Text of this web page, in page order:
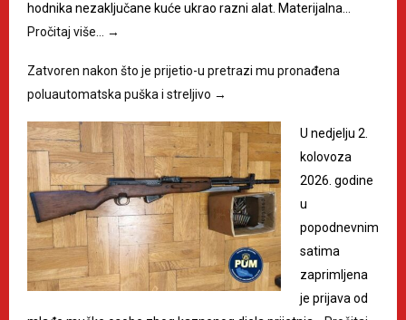
hodnika nezaključane kuće ukrao razni alat. Materijalna…
Pročitaj više… →
Zatvoren nakon što je prijetio-u pretrazi mu pronađena
poluautomatska puška i streljivo →
U nedjelju 2.
kolovoza
2026. godine
u
popodnevnim
satima
zaprimljena
je prijava od